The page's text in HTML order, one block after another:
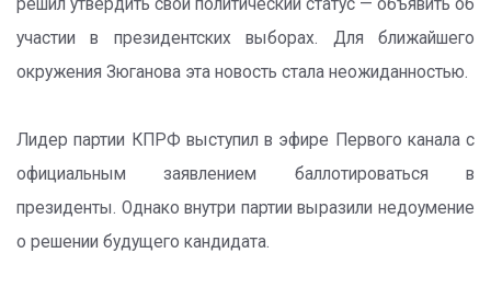
решил утвердить свой политический статус — объявить об
участии в президентских выборах. Для ближайшего
окружения Зюганова эта новость стала неожиданностью.
Лидер партии КПРФ выступил в эфире Первого канала с
официальным заявлением баллотироваться в
президенты. Однако внутри партии выразили недоумение
о решении будущего кандидата.